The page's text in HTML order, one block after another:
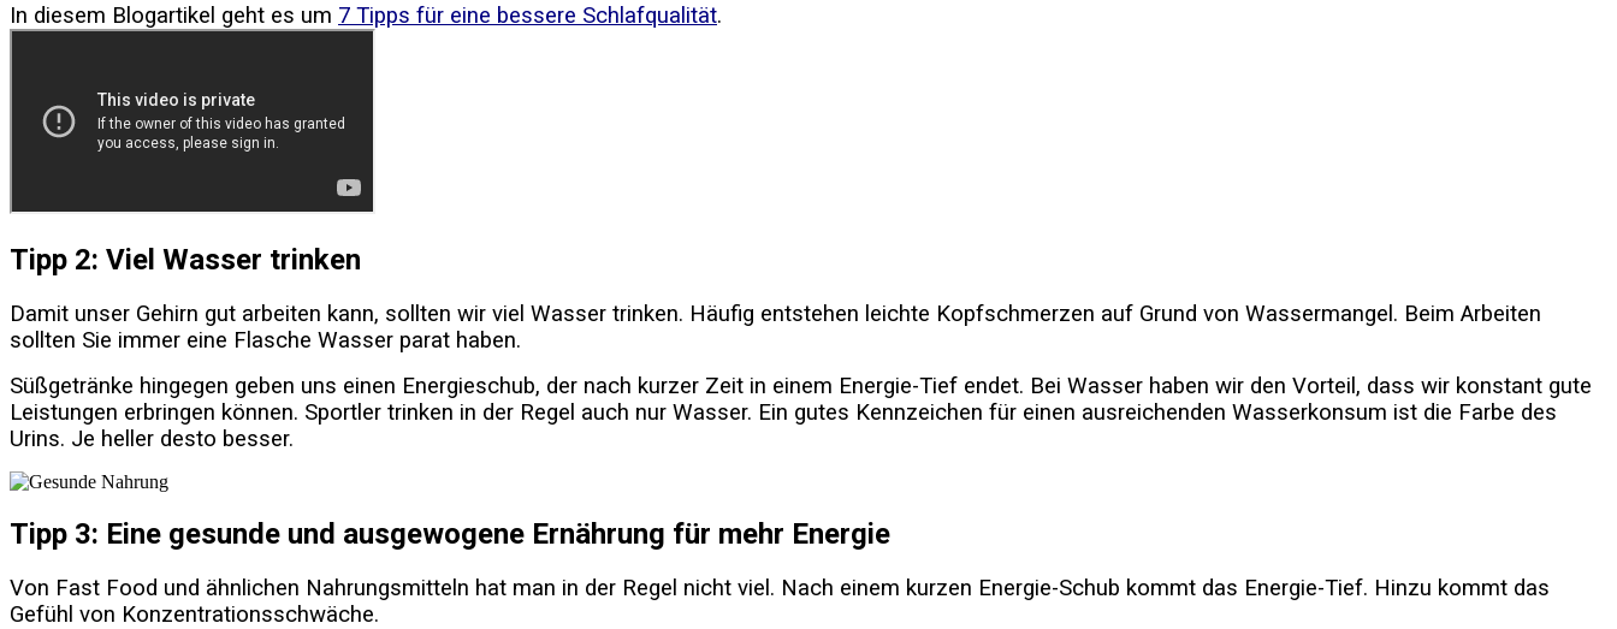
In diesem Blogartikel geht es um 7 Tipps für eine bessere Schlafqualität.
Tipp 2: Viel Wasser trinken
Damit unser Gehirn gut arbeiten kann, sollten wir viel Wasser trinken. Häufig entstehen leichte Kopfschmerzen auf Grund von Wassermangel. Beim Arbeiten
sollten Sie immer eine Flasche Wasser parat haben.
Süßgetränke hingegen geben uns einen Energieschub, der nach kurzer Zeit in einem Energie-Tief endet. Bei Wasser haben wir den Vorteil, dass wir konstant gute
Leistungen erbringen können. Sportler trinken in der Regel auch nur Wasser. Ein gutes Kennzeichen für einen ausreichenden Wasserkonsum ist die Farbe des
Urins. Je heller desto besser.
Tipp 3: Eine gesunde und ausgewogene Ernährung für mehr Energie
Von Fast Food und ähnlichen Nahrungsmitteln hat man in der Regel nicht viel. Nach einem kurzen Energie-Schub kommt das Energie-Tief. Hinzu kommt das
Gefühl von Konzentrationsschwäche.